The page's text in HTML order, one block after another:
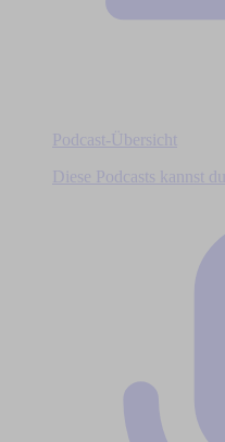
Podcast-Übersicht
Diese Podcasts kannst